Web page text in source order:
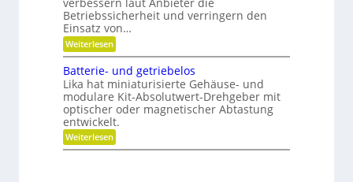
e
n
g
e
r
o
n
i
e
r
n
u
f
w
i
r
t
s
c
h
a
f
t
i
Betriebssicherheit und verringern den
Einsatz von…
Weiterlesen:
L
n
g
e
r
e
B
e
t
Batterie- und getriebelos
Lika hat miniaturisierte Gehäuse- und
modulare Kit-Absolutwert-Drehgeber mit
optischer oder magnetischer Abtastung
entwickelt.
Weiterlesen:
B